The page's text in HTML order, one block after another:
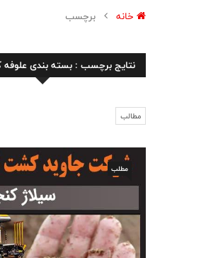
خانه برچسب
نتایج برچسب : بسته بندی علوفه
مطالب
مطلب